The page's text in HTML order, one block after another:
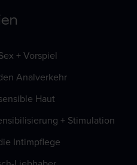
+ Vorspiel
Analverkehr
Haut
+ Stimulation
Intimpflege